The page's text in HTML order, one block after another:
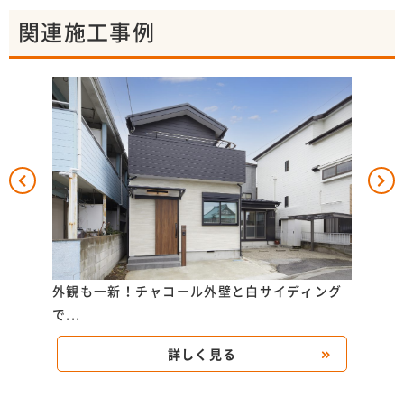
関連施工事例
外観も一新！チャコール外壁と白サイディング
で...
詳しく見る